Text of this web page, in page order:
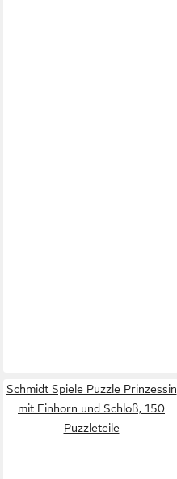
Schmidt Spiele Puzzle Prinzessin
mit Einhorn und Schloß, 150
Puzzleteile